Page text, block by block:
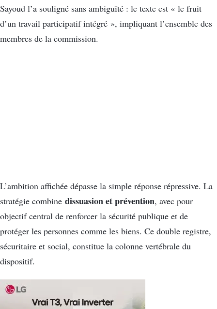
Sayoud l’a souligné sans ambiguïté : le texte est « le fruit
d’un travail participatif intégré », impliquant l’ensemble des
membres de la commission.
L’ambition affichée dépasse la simple réponse répressive. La
stratégie combine dissuasion et prévention, avec pour
objectif central de renforcer la sécurité publique et de
protéger les personnes comme les biens. Ce double registre,
sécuritaire et social, constitue la colonne vertébrale du
dispositif.